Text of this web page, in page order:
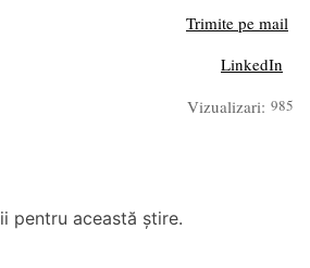
Trimite pe mail
LinkedIn
Vizualizari: 985
pentru această știre.